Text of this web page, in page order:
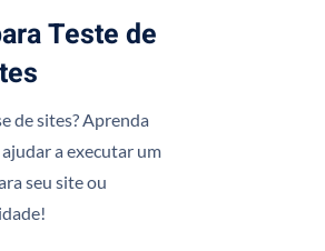
Teste de
de sites? Aprenda
a executar um
seu site ou